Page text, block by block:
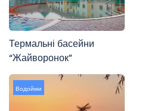
Термальні басейни
“Жайворонок”
Водойми